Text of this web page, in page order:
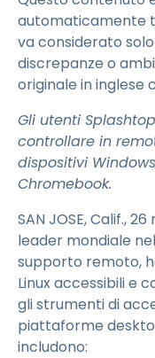
automaticamente
va considerato
discrepanze o
originale in inglese
Gli utenti
controllare in
dispositivi
Chromebook.
SAN JOSE, Calif.,
leader mondiale
supporto remoto,
Linux accessibili e
gli strumenti di
piattaforme
includono: